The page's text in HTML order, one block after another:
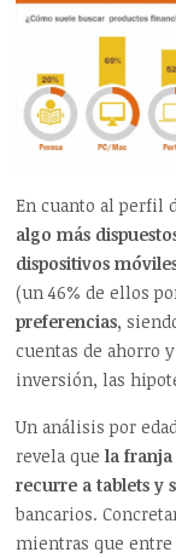
En cuanto al perfil
algo más
dispositivos
(un 46% de ellos
preferencias,
cuentas de ahorro
inversión, las
Un análisis por
revela que la franja
recurre a tablets y
bancarios.
mientras que entre